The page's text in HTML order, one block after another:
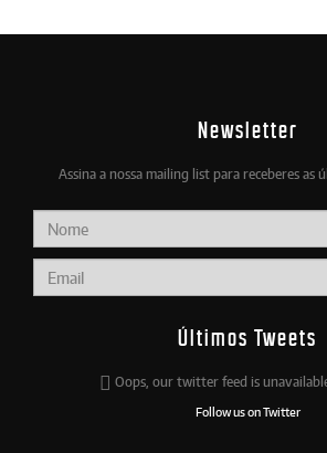
Newsletter
Assina a nossa mailing list para receberes as
Últimos Tweets
Oops, our twitter feed is
Follow us on Twitter